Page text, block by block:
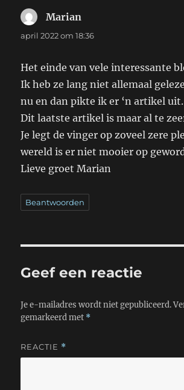
Marian
april 2022 om 18:36
Het einde van vele interessante
Ik heb ze lang niet allemaal
nu en dan pikte ik er ‘n artikel uit.
Dit laatste artikel is maar al te
Je legt de vinger op zoveel zere
wereld is er niet mooier op
Lieve groet Marian
Beantwoorden
Geef een reactie
Je e-mailadres wordt niet gepubliceerd.
gemarkeerd met *
REACTIE *